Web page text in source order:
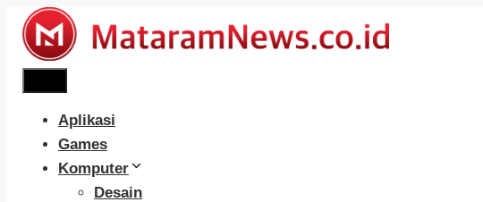
Langsung
Aplikasi
Games
Komputer
Desain